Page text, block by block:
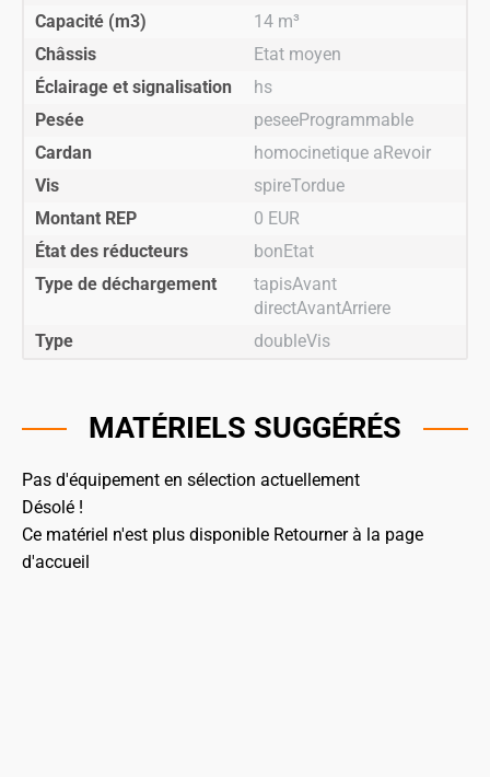
Capacité (m3)
14 m³
Châssis
Etat moyen
Éclairage et signalisation
hs
Pesée
peseeProgrammable
Cardan
homocinetique aRevoir
Vis
spireTordue
Montant REP
0 EUR
État des réducteurs
bonEtat
Type de déchargement
tapisAvant
directAvantArriere
Type
doubleVis
MATÉRIELS SUGGÉRÉS
Pas d'équipement en sélection actuellement
Désolé !
Ce matériel n'est plus disponible Retourner à la page
d'accueil